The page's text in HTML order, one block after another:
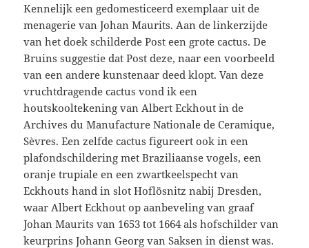
Kennelijk een gedomesticeerd exemplaar uit de
menagerie van Johan Maurits. Aan de linkerzijde
van het doek schilderde Post een grote cactus. De
Bruins suggestie dat Post deze, naar een voorbeeld
van een andere kunstenaar deed klopt. Van deze
vruchtdragende cactus vond ik een
houtskooltekening van Albert Eckhout in de
Archives du Manufacture Nationale de Ceramique,
Sèvres. Een zelfde cactus figureert ook in een
plafondschildering met Braziliaanse vogels, een
oranje trupiale en een zwartkeelspecht van
Eckhouts hand in slot Hoflösnitz nabij Dresden,
waar Albert Eckhout op aanbeveling van graaf
Johan Maurits van 1653 tot 1664 als hofschilder van
keurprins Johann Georg van Saksen in dienst was.